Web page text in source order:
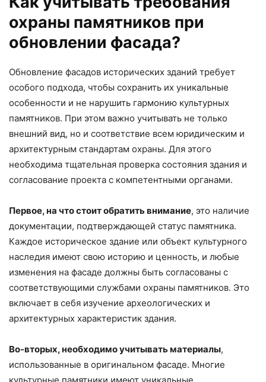
охраны памятников при
обновлении фасада?
Обновление фасадов исторических зданий требует
особого подхода, чтобы сохранить их уникальные
особенности и не нарушить гармонию культурных
памятников. При этом важно учитывать не только
внешний вид, но и соответствие всем юридическим и
архитектурным стандартам охраны. Для этого
необходима тщательная проверка состояния здания и
согласование проекта с компетентными органами.
Первое, на что стоит обратить внимание, это наличие
документации, подтверждающей статус памятника.
Каждое историческое здание или объект культурного
наследия имеют свою историю и ценность, и любые
изменения на фасаде должны быть согласованы с
соответствующими службами охраны памятников. Это
включает в себя изучение археологических и
архитектурных характеристик здания.
Во-вторых, необходимо учитывать материалы,
использованные в оригинальном фасаде. Многие